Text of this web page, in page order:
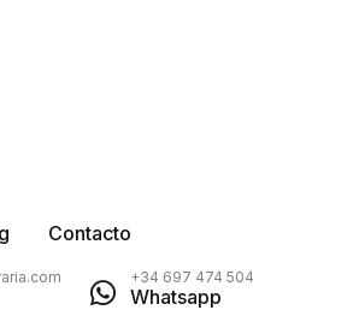
Contacto
+34 697 474 504
Whatsapp